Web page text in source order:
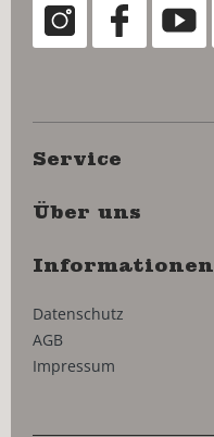
Service
Über uns
Informationen
Datenschutz
AGB
Impressum